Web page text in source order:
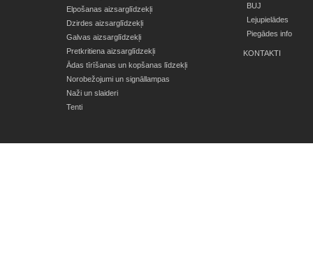
Elpošanas aizsarglīdzekļi
Dzirdes aizsarglīdzekļi
Galvas aizsarglīdzekļi
Pretkritiena aizsarglīdzekļi
Ādas tīrīšanas un kopšanas līdzekļi
Norobežojumi un signāllampas
Naži un slaideri
Tenti
BUJ
Lejupielādes
Piegādes info
KONTAKTI